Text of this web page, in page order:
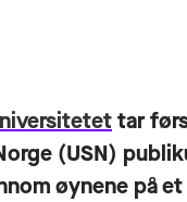
tar
(USN)
øynene på